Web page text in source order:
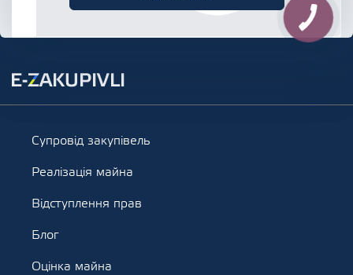
Супровід закупівель
Реалізація майна
Відступлення прав
Блог
Оцінка майна